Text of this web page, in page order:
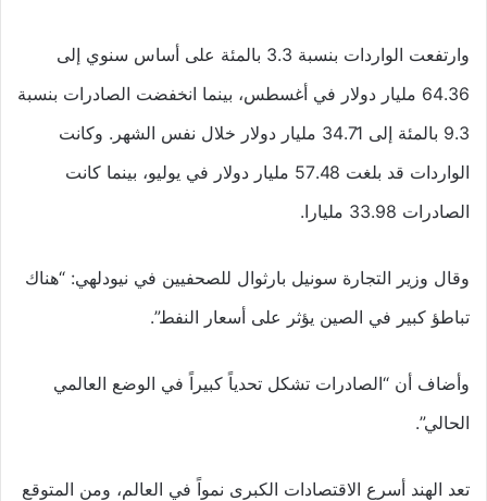
وارتفعت الواردات بنسبة 3.3 بالمئة على أساس سنوي إلى
64.36 مليار دولار في أغسطس، بينما انخفضت الصادرات بنسبة
9.3 بالمئة إلى 34.71 مليار دولار خلال نفس الشهر. وكانت
الواردات قد بلغت 57.48 مليار دولار في يوليو، بينما كانت
الصادرات 33.98 مليارا.
وقال وزير التجارة سونيل بارثوال للصحفيين في نيودلهي: “هناك
تباطؤ كبير في الصين يؤثر على أسعار النفط”.
وأضاف أن “الصادرات تشكل تحدياً كبيراً في الوضع العالمي
الحالي”.
تعد الهند أسرع الاقتصادات الكبرى نمواً في العالم، ومن المتوقع